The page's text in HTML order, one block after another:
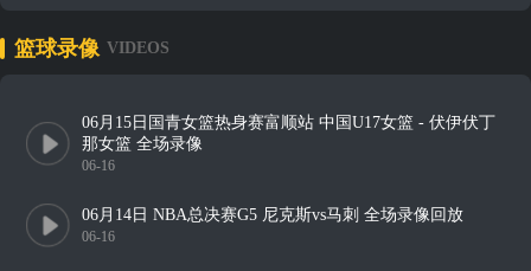
篮球录像 VIDEOS
06月15日国青女篮热身赛富顺站 中国U17女篮 - 伏伊伏丁
那女篮 全场录像
06-16
06月14日 NBA总决赛G5 尼克斯vs马刺 全场录像回放
06-16